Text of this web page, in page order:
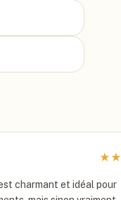
★★
charmant et idéal pour